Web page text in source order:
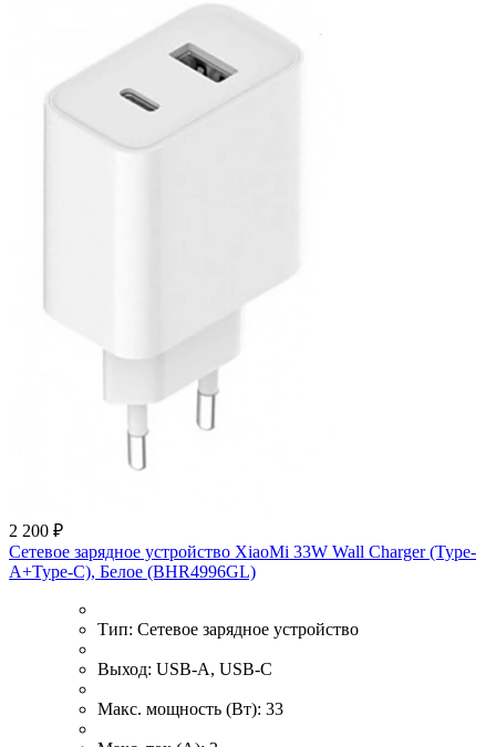
2 200 ₽
Сетевое зарядное устройство XiaoMi 33W Wall Charger (Type-
A+Type-C), Белое (BHR4996GL)
Тип: Сетевое зарядное устройство
Выход: USB-A, USB-C
Макс. мощность (Вт): 33